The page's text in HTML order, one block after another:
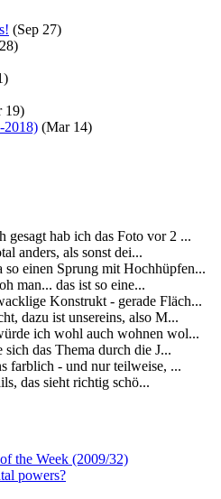
(Sep 27)
19)
2018) (Mar 14)
gesagt hab ich das Foto vor 2 ...
anders, als sonst dei...
so einen Sprung mit Hochhüpfen...
man... das ist so eine...
Konstrukt - gerade Fläch...
dazu ist unsereins, also M...
ich wohl auch wohnen wol...
das Thema durch die J...
farblich - und nur teilweise, ...
das sieht richtig schö...
the Week (2009/32)
powers?